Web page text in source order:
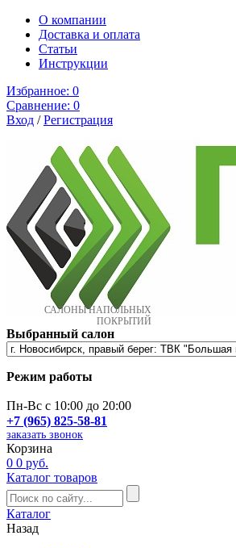
О компании
Доставка и оплата
Cтатьи
Инструкции
Избранное: 0
Сравнение: 0
Вход /Регистрация
САЛОНЫ НАПОЛЬНЫХ
ПОКРЫТИЙ
Выбранный салон
Режим работы
Пн-Вс с 10:00 до 20:00
+7 (965) 825-58-81
заказать звонок
Корзина
0 0 руб.
Каталог товаров
Каталог
Назад